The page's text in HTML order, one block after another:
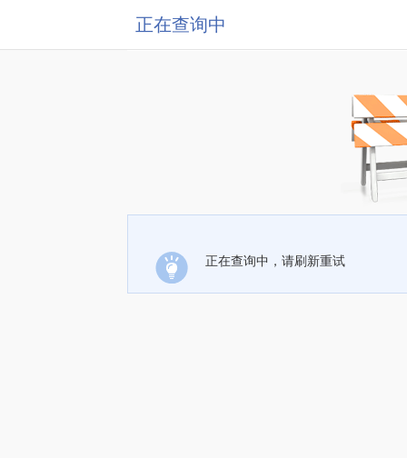
正在查询中
正在查询中，请刷新重试